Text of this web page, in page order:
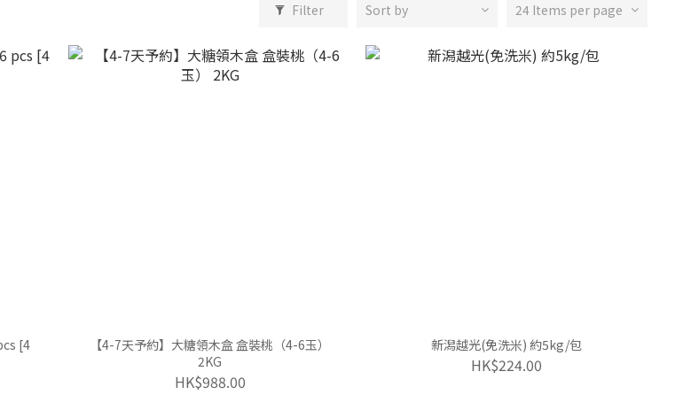
Filter Sort by 24 Items per page
[4
【4-7天予約】大糖領木盒 盒裝桃（4-6玉）
2KG
HK$988.00
新潟越光(免洗米) 約5kg/包
HK$224.00